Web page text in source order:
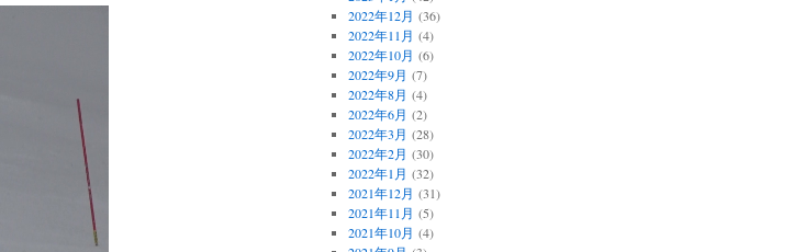
2022年12月 (36)
2022年11月 (4)
2022年10月 (6)
2022年9月 (7)
2022年8月 (4)
2022年6月 (2)
2022年3月 (28)
2022年2月 (30)
2022年1月 (32)
2021年12月 (31)
2021年11月 (5)
2021年10月 (4)